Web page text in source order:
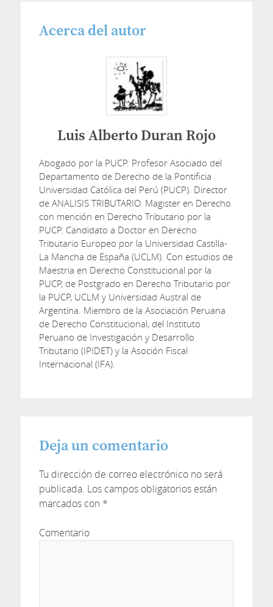
Acerca del autor
Luis Alberto Duran Rojo
Abogado por la PUCP. Profesor Asociado del
Departamento de Derecho de la Pontificia
Universidad Católica del Perú (PUCP). Director
de ANALISIS TRIBUTARIO. Magister en Derecho
con mención en Derecho Tributario por la
PUCP. Candidato a Doctor en Derecho
Tributario Europeo por la Universidad Castilla-
La Mancha de España (UCLM). Con estudios de
Maestria en Derecho Constitucional por la
PUCP, de Postgrado en Derecho Tributario por
la PUCP, UCLM y Universidad Austral de
Argentina. Miembro de la Asociación Peruana
de Derecho Constitucional, del Instituto
Peruano de Investigación y Desarrollo
Tributario (IPIDET) y la Asoción Fiscal
Internacional (IFA).
Deja un comentario
Tu dirección de correo electrónico no será
publicada. Los campos obligatorios están
marcados con *
Comentario